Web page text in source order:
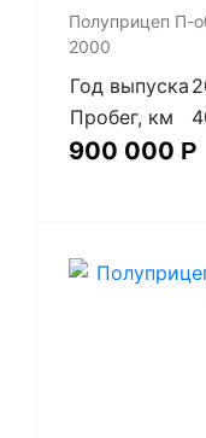
Полуприцеп П-
2000
Год выпуска
Пробег, км
900 000 Р